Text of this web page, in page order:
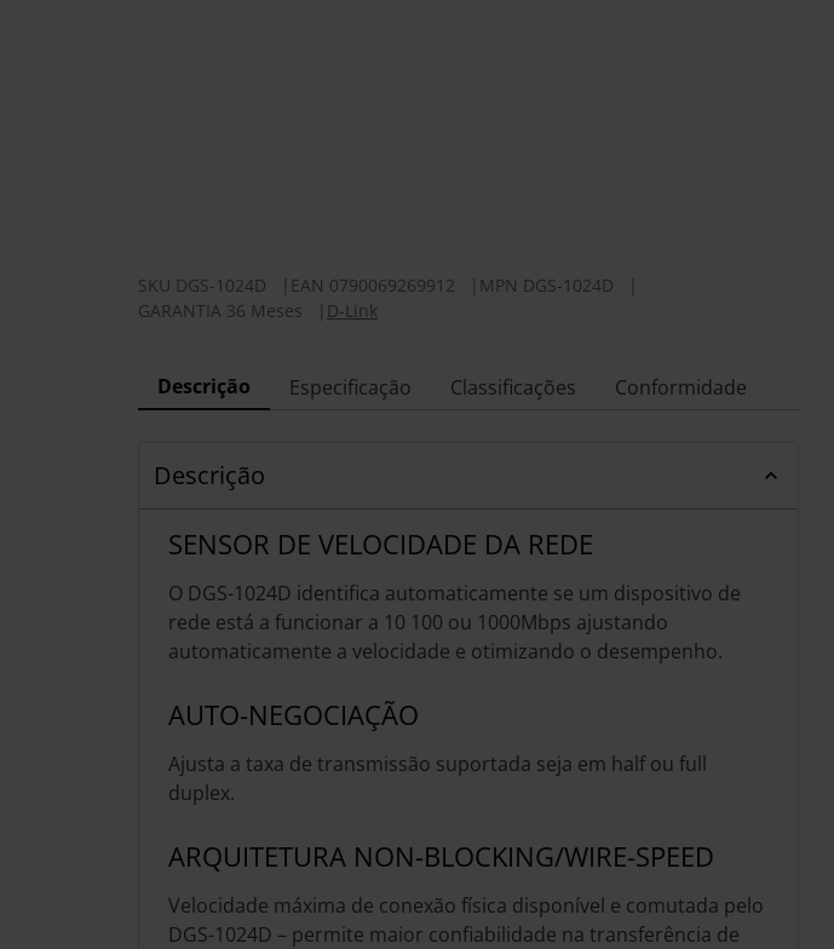
SKU DGS-1024D EAN 0790069269912 MPN DGS-1024D
GARANTIA 36 Meses
D-Link
Descrição Especificação Classificações Conformidade
Descrição
SENSOR DE VELOCIDADE DA REDE
O DGS-1024D identifica automaticamente se um dispositivo de
rede está a funcionar a 10 100 ou 1000Mbps ajustando
automaticamente a velocidade e otimizando o desempenho.
AUTO-NEGOCIAÇÃO
Ajusta a taxa de transmissão suportada seja em half ou full
duplex.
ARQUITETURA NON-BLOCKING/WIRE-SPEED
Velocidade máxima de conexão física disponível e comutada pelo
DGS-1024D – permite maior confiabilidade na transferência de